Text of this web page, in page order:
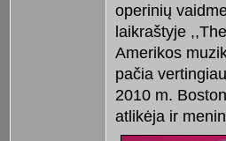
operinių
laikraštyje
Amerikos
pačia
2010 m.
atlikėja ir